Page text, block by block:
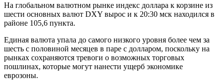
На глобальном валютном рынке индекс доллара к корзине из
шести основных валют DXY вырос и к 20:30 мск находился в
районе 105,6 пункта.
Единая валюта упала до самого низкого уровня более чем за
шесть с половиной месяцев в паре с долларом, поскольку на
рынках сохраняются тревоги о возможных торговых
пошлинах, которые могут нанести ущерб экономике
еврозоны.